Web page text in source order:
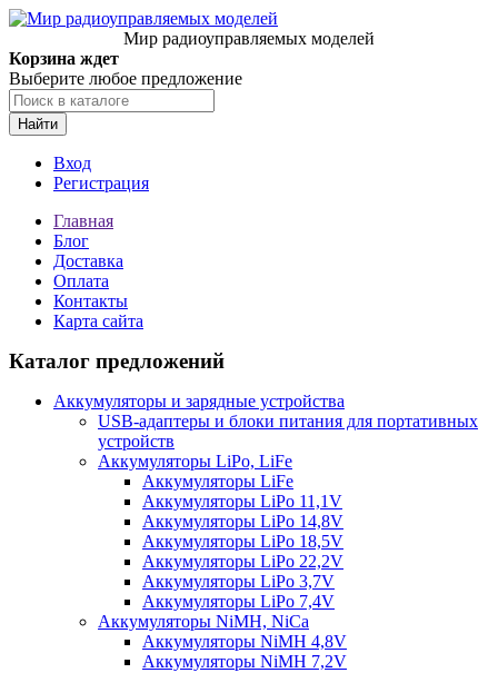
Мир радиоуправляемых моделей
Корзина ждет
Выберите любое предложение
Найти
Вход
Регистрация
Главная
Блог
Доставка
Оплата
Контакты
Карта сайта
Каталог предложений
Аккумуляторы и зарядные устройства
USB-адаптеры и блоки питания для портативных
устройств
Аккумуляторы LiPo, LiFe
Аккумуляторы LiFe
Аккумуляторы LiPo 11,1V
Аккумуляторы LiPo 14,8V
Аккумуляторы LiPo 18,5V
Аккумуляторы LiPo 22,2V
Аккумуляторы LiPo 3,7V
Аккумуляторы LiPo 7,4V
Аккумуляторы NiMH, NiCa
Аккумуляторы NiMH 4,8V
Аккумуляторы NiMH 7,2V